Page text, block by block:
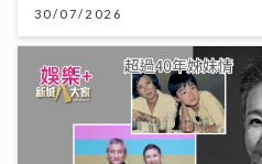
30/07/2026